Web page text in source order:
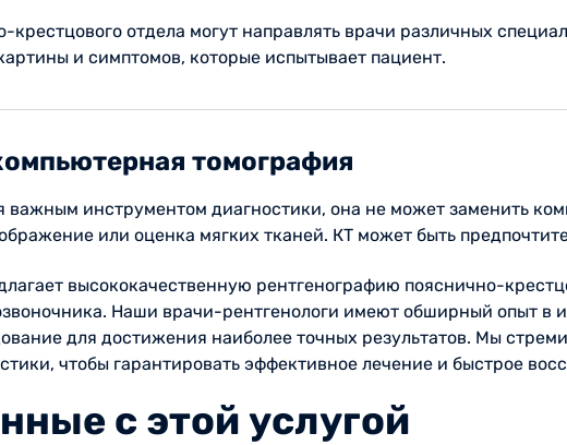
отдела могут направлять врачи различных
и симптомов, которые испытывает пациент.
томография
важным инструментом диагностики, она не может заменить
или оценка мягких тканей. КТ может быть
высококачественную рентгенографию пояснично-
Наши врачи-рентгенологи имеют обширный опыт в
для достижения наиболее точных результатов. Мы
чтобы гарантировать эффективное лечение и быстрое
с этой услугой